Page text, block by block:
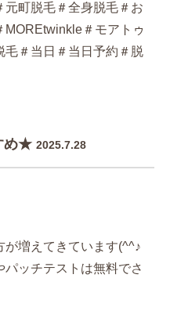
町脱毛＃全身脱毛＃お
＃モアトゥ
毛＃当日＃当日予約＃脱
め★ 2025.7.28
が増えてきています(^^♪
ッチテストは無料でさ